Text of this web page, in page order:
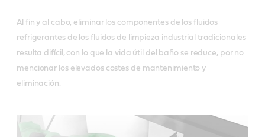
Al fin y al cabo, eliminar los componentes de los fluidos
refrigerantes de los fluidos de limpieza industrial tradicionales
resulta difícil, con lo que la vida útil del baño se reduce, por no
mencionar los elevados costes de mantenimiento y
eliminación.